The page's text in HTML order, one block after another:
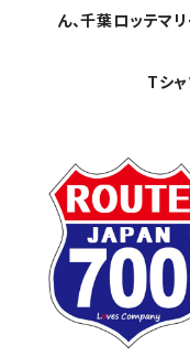
ん、千葉ロッテマ
Tシ